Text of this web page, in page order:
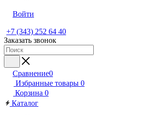
Войти
+7 (343) 252 64 40
Заказать звонок
Сравнение0
Избранные товары 0
Корзина 0
Каталог